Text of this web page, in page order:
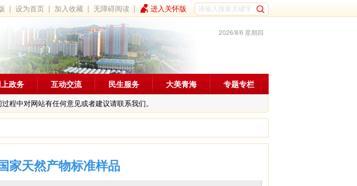
|设为首页 | 加入收藏 |无障碍阅读 | 进入关怀版
2026/8/6 星期四
程中对网站有任何意见或者建议请联系我们。
政务 互动交流 民生服务 大美青海 专题专栏
家天然产物标准样品